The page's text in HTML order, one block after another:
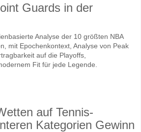
Guards in der
Analyse der 10 größten NBA
mit Epochenkontext, Analyse von Peak
auf die Playoffs,
Fit für jede Legende.
auf Tennis-
Kategorien Gewinn